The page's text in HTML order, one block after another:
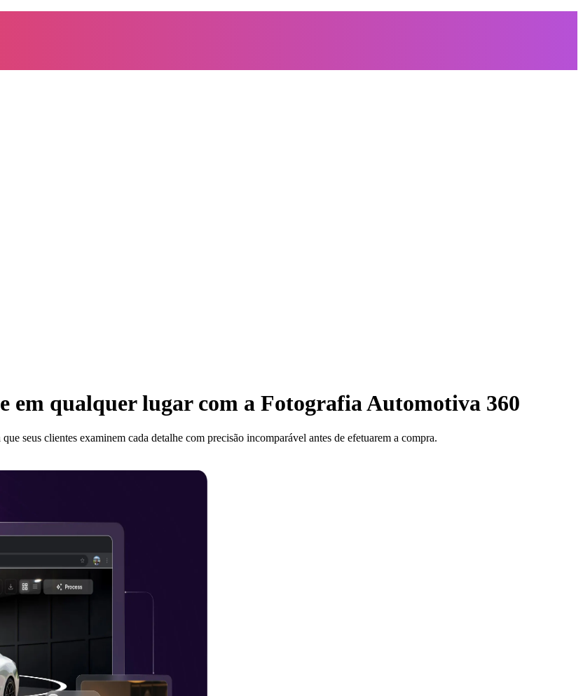
em qualquer lugar com a Fotografia Automotiva 360
seus clientes examinem cada detalhe com precisão incomparável antes de efetuarem a compra.